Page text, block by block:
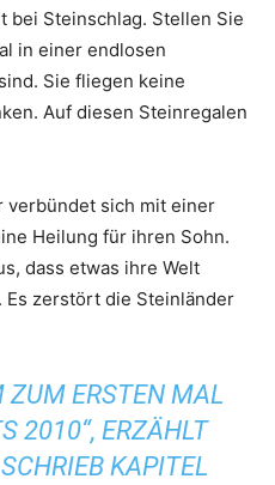
bei Steinschlag. Stellen Sie
in einer endlosen
Sie fliegen keine
Auf diesen Steinregalen
verbündet sich mit einer
Heilung für ihren Sohn.
dass etwas ihre Welt
Es zerstört die Steinländer
ZUM ERSTEN MAL
2010“, ERZÄHLT
KAPITEL